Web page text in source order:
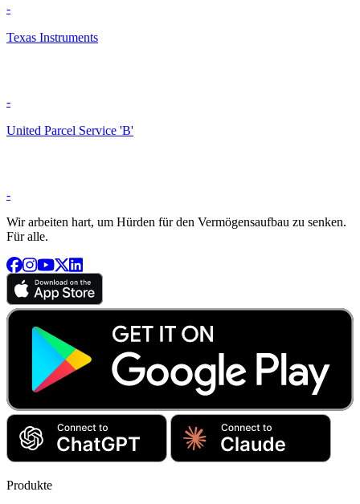
-
Texas Instruments
-
United Parcel Service 'B'
-
Wir arbeiten hart, um Hürden für den Vermögensaufbau zu senken.
Für alle.
Produkte